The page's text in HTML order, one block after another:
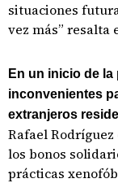
situaciones
vez más” resalta
En un inicio de
inconvenientes
extranjeros
Rafael
los bonos
prácticas